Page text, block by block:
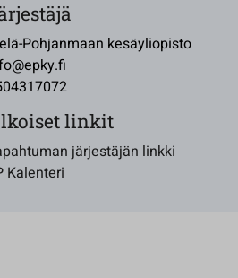
Pohjanmaan kesäyliopisto
linkit
järjestäjän linkki
Kalenteri